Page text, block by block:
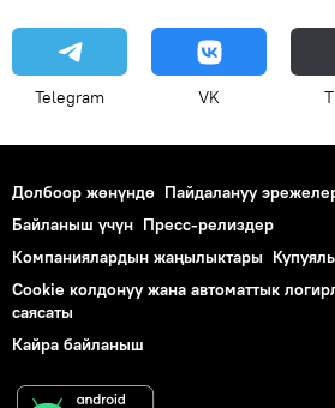
Telegram VK
Долбоор жөнүндө Пайдалануу
Байланыш үчүн Пресс-релиздер
Компаниялардын жаңылыктары
Cookie колдонуу жана автоматтык
саясаты
Кайра байланыш